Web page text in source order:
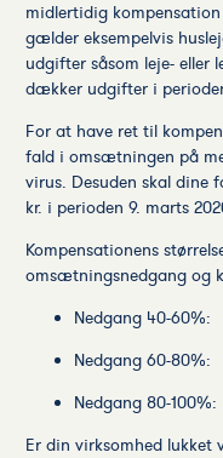
midlertidig
gælder eksempelvis
udgifter såsom leje- eller
dækker udgifter i
For at have ret til
fald i omsætningen på
virus. Desuden skal dine
kr. i perioden 9. marts
Kompensationens
omsætningsnedgang og
Nedgang 40-60%:
Nedgang 60-80%:
Nedgang 80-
Er din virksomhed lukket